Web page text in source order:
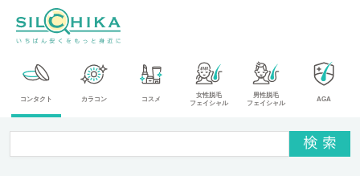
コンタクト カラコン コスメ
女性脱毛
フェイシャル
男性脱毛
フェイシャル
AGA
カ
テ
ゴ